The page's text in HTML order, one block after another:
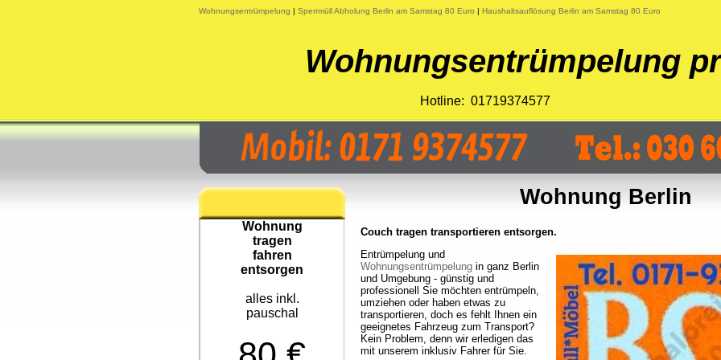
Wohnungsentrümpelung | Sperrmüll Abholung Berlin am Samstag 80 Euro | Haushaltsauflösung Berlin am Samstag 80 Euro
Wohnungsentrümpelung
Hotline: 01719374577
Wohnung
tragen
fahren
entsorgen
alles inkl.
pauschal
Wohnung Berlin
Couch tragen transportieren entsorgen.
Entrümpelung und
Wohnungsentrümpelung in ganz Berlin
und Umgebung - günstig und
professionell Sie möchten entrümpeln,
umziehen oder haben etwas zu
transportieren, doch es fehlt Ihnen ein
geeignetes Fahrzeug zum Transport?
Kein Problem, denn wir erledigen das
mit unserem inklusiv Fahrer für Sie.